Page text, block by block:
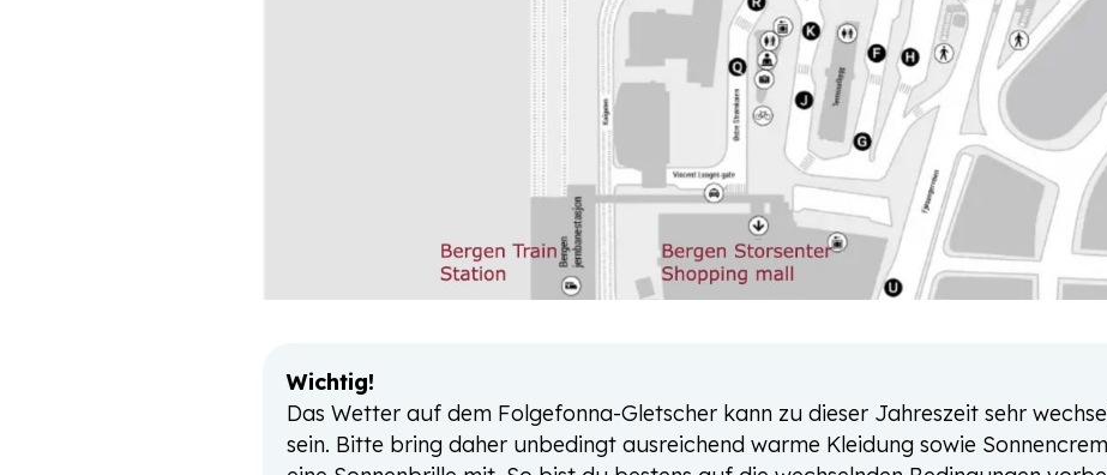
Wichtig!
Das Wetter auf dem Folgefonna-Gletscher kann zu dieser Jahreszeit sehr
sein. Bitte bring daher unbedingt ausreichend warme Kleidung sowie